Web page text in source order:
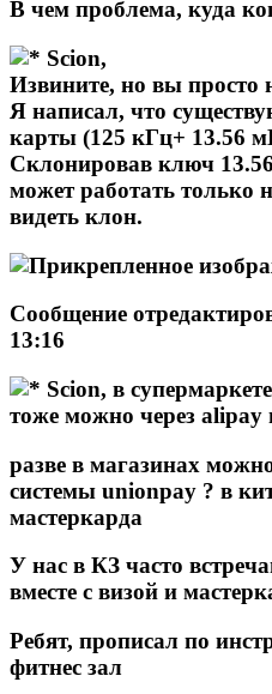
В чем проблема, куда
Scion,
Извините, но вы просто
Я написал, что
карты (125 кГц+ 13.56
Склонировав ключ
может работать только
видеть клон.
Сообщение
13:16
Scion, в
тоже можно через alipay
разве в магазинах
системы unionpay ? в
мастеркарда
У нас в КЗ часто
вместе с визой и
Ребят, прописал по
фитнес зал